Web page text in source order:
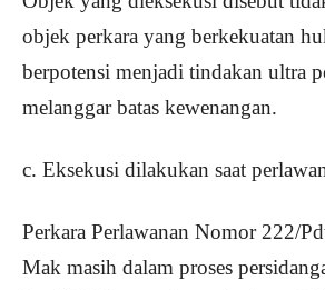
objek perkara yang berkekuatan
berpotensi menjadi tindakan ultra
melanggar batas kewenangan.
c. Eksekusi dilakukan saat
Perkara Perlawanan Nomor 222/
Mak masih dalam proses